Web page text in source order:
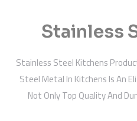
Stainless
Stainless Steel Kitchens
Steel Metal In Kitchens Is An
Not Only Top Quality And